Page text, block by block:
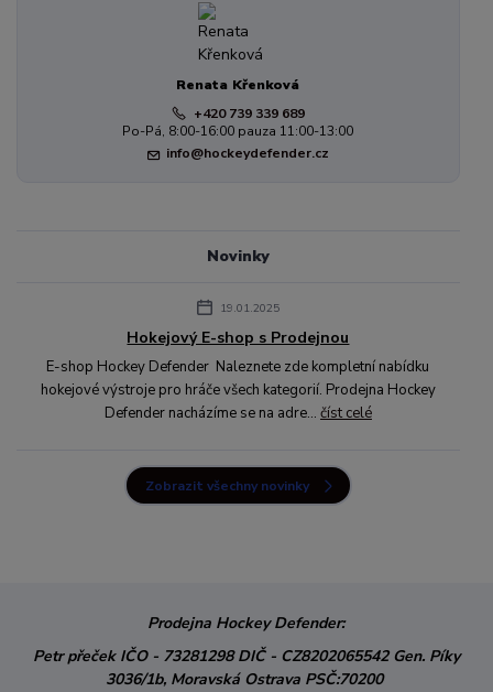
Renata Křenková
+420 739 339 689
Po-Pá, 8:00-16:00 pauza 11:00-13:00
info@hockeydefender.cz
Novinky
19.01.2025
Hokejový E-shop s Prodejnou
E-shop Hockey Defender Naleznete zde kompletní nabídku
hokejové výstroje pro hráče všech kategorií. Prodejna Hockey
Defender nacházíme se na adre... číst celé
Zobrazit všechny novinky
Prodejna Hockey Defender:
Petr přeček IČO - 73281298DIČ - CZ8202065542 Gen. Píky
3036/1b, Moravská Ostrava PSČ:70200